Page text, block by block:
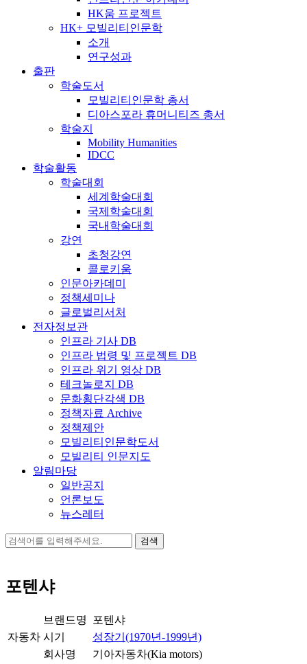
HK움 프로젝트
HK+ 모빌리티인문학
소개
연구성과
출판
학술도서
모빌리티인문학 총서
디아스포라 휴머니티즈 총서
학술지
Mobility Humanities
IDCC
학술활동
학술대회
세계학술대회
국제학술대회
국내학술대회
강연
초청강연
콜로키움
인문아카데미
정책세미나
글로벌리서처
전자정보관
인프라 기사 DB
인프라 법령 및 프로젝트 DB
인프라 위기 영상 DB
테크놀로지 DB
문화횡단각색 DB
정책자료 Archive
정책제안
모빌리티인문학도서
모빌리티 인문지도
알림마당
일반공지
언론보도
뉴스레터
검
포텐샤
자동차
브랜드명
포텐샤
시기
성장기(1970년-1999년)
회사명
기아자동차(Kia motors)